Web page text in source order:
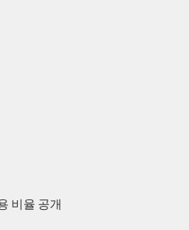
비율 공개